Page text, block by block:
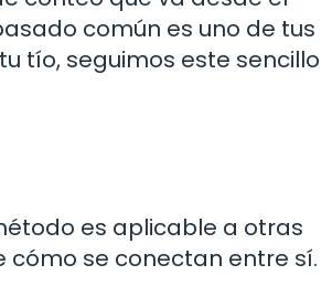
común es uno de tus
tío, seguimos este sencillo
es aplicable a otras
se conectan entre sí.